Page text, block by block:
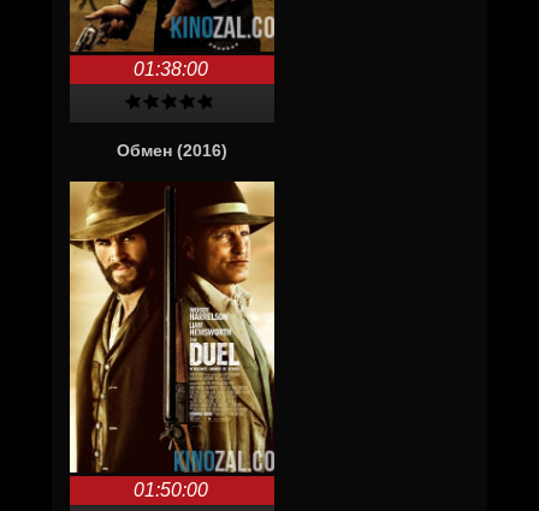
01:38:00
Обмен (2016)
01:50:00